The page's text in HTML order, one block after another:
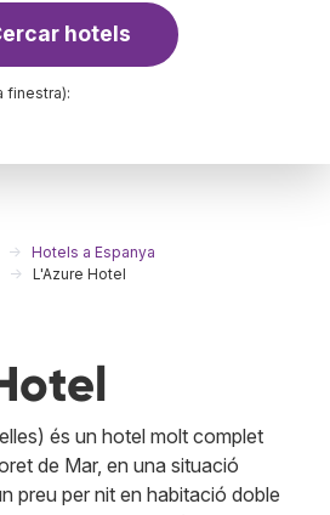
hotels
finestra):
Hotels a Espanya
L'Azure Hotel
és un hotel molt complet
de Mar, en una situació
preu per nit en habitació doble